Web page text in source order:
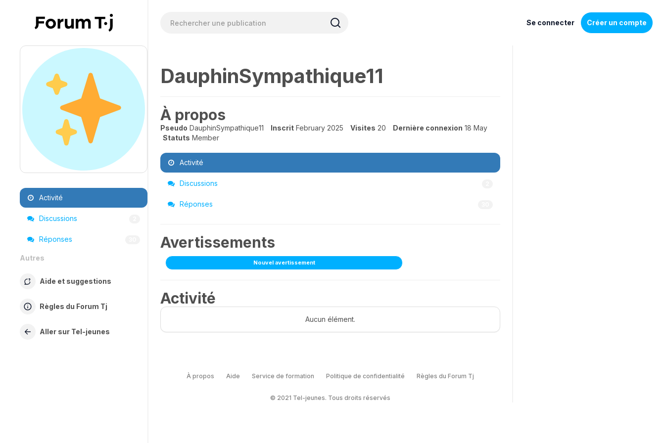
Se connecter Créer un compte
Activité
Discussions
Réponses
Autres
Aide et suggestions
Règles du Forum Tj
Aller sur Tel-jeunes
DauphinSympathique11
À propos
Pseudo DauphinSympathique11 Inscrit February 2025 Visites 20 Dernière connexion 18 May
Statuts Member
Activité
Discussions
Réponses
Avertissements
Nouvel avertissement
Activité
Aucun élément.
À propos Aide Service de formation Politique de confidentialité Règles du Forum Tj
© 2021 Tel-jeunes. Tous droits réservés